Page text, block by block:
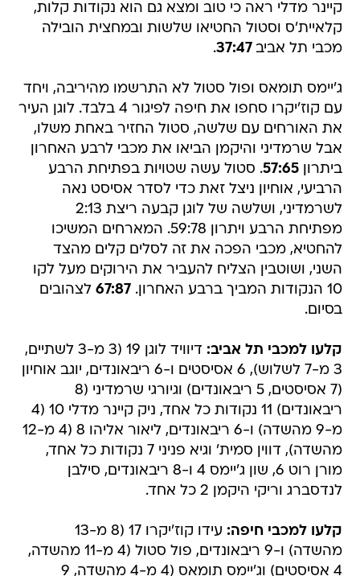
קיינר מדלי ראה כי טוב ומצא גם הוא נקודות קלות,
קלאיית'ס וסטול החטיאו שלשות ובמחצית הובילה
מכבי תל אביב37:47
.
ג'יימס תומאס ופול סטול לא התרשמו מהיריבה, ויחד
עם קוז'יקרו סחפו את חיפה לפיגור 4 בלבד. לוגן העיר
את האורחים עם שלשה, סטול החזיר באחת משלו,
אבל שרמדיני והיקמן הביאו את מכבי לרבע האחרון
ביתרון57:65. סטול עשה שטויות בפתיחת הרבע
הרביעי, אוחיון ניצל זאת כדי לסדר אסיסט נאה
לשרמדיני, ושלשה של לוגן קבעה ריצת 2:13
מפתיחת הרבע ויתרון 59:78. המארחים המשיכו
להחטיא, מכבי הפכה את זה לסלים קלים מהצד
השני, ושוטבין הצליח להעביר את הירוקים מעל לקו
10 הנקודות המביך ברבע האחרון.
67:87 לצהובים
בסיום.
קלעו למכבי תל אביב:
דיוויד לוגן 19 (3 מ-3 לשתיים,
3 מ-7 לשלוש), 6 אסיסטים ו-6 ריבאונדים, יוגב אוחיון
(7 אסיסטים, 5 ריבאונדים) וגיורגי שרמדיני (8
ריבאונדים) 11 נקודות כל אחד, ניק קיינר מדלי 10 (4
מ-9 מהשדה) ו-6 ריבאונדים, ליאור אליהו 8 (4 מ-12
מהשדה), דווין סמית' וגיא פניני 7 נקודות כל אחד,
מורן רוט 6, שון ג'יימס 4 ו-8 ריבאונדים, סילבן
לנדסברג וריקי היקמן 2 כל אחד.
קלעו למכבי חיפה:
עידו קוז'יקרו 17 (8 מ-13
מהשדה) ו-9 ריבאונדים, פול סטול (4 מ-11 מהשדה,
4 אסיסטים) וג'יימס תומאס (4 מ-4 מהשדה, 9